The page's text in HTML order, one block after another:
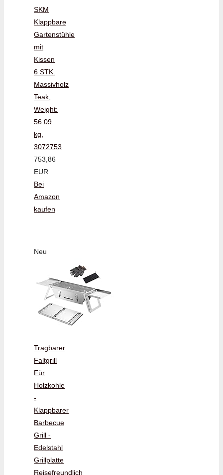
SKM
Klappbare
Gartenstühle
mit
Kissen
6 STK.
Massivholz
Teak,
Weight:
56.09
kg,
3072753
753,86
EUR
Bei
Amazon
kaufen
Neu
Tragbarer
Faltgrill
Für
Holzkohle
-
Klappbarer
Barbecue
Grill -
Edelstahl
Grillplatte
Reisefreundlich